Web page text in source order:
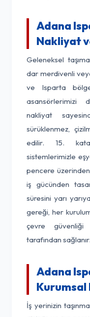
Adana
Nakliyat
Geleneksel
dar merdivenli
ve Isparta
asansörlerimizi
nakliyat
sürüklenmez,
edilir. 15.
sistemlerimizle
pencere
iş gücünden
süresini yarı
gereği, her
çevre güvenliği
tarafından sağlanır.
Adana
İş yerinizin